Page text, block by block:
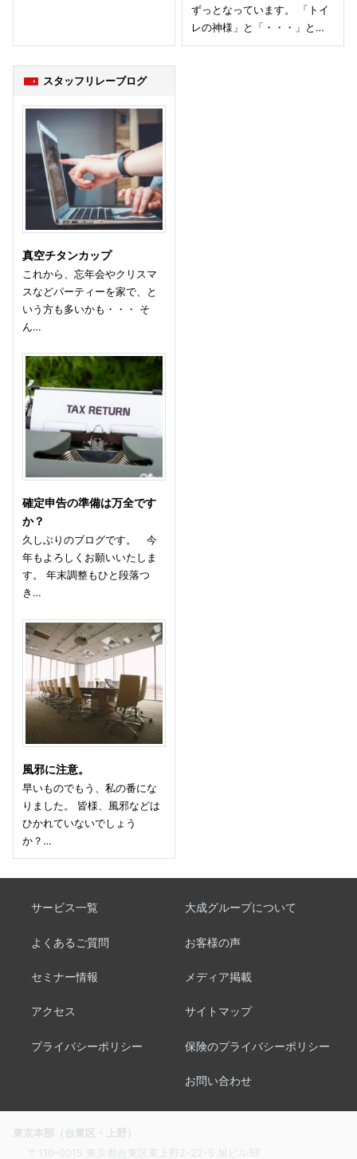
ずっとなっています。 「トイ
レの神様」と「・・・」と…
スタッフリレーブログ
真空チタンカップ
これから、忘年会やクリスマ
スなどパーティーを家で、と
いう方も多いかも・・・ そ
ん…
確定申告の準備は万全です
か？
久しぶりのブログです。 今
年もよろしくお願いいたしま
す。 年末調整もひと段落つ
き…
風邪に注意。
早いものでもう、私の番にな
りました。 皆様、風邪などは
ひかれていないでしょう
か？…
サービス一覧 大成グループについて
よくあるご質問 お客様の声
セミナー情報 メディア掲載
アクセス サイトマップ
プライバシーポリシー 保険のプライバシーポリシー
お問い合わせ
東京本部（台東区・上野）
〒110-0015 東京都台東区東上野2-22-5 旭ビル5F